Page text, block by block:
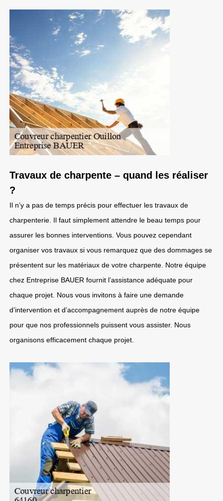
Travaux de charpente – quand les réaliser
?
Il n’y a pas de temps précis pour effectuer les travaux de
charpenterie. Il faut simplement attendre le beau temps pour
assurer les bonnes interventions. Vous pouvez cependant
organiser vos travaux si vous remarquez que des dommages se
présentent sur les matériaux de votre charpente. Notre équipe
chez Entreprise BAUER fournit l’assistance adéquate pour
chaque projet. Nous vous invitons à faire une demande
d’intervention et d’accompagnement auprès de notre équipe
pour que nos professionnels puissent vous assister. Nous
organisons efficacement chaque projet.